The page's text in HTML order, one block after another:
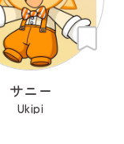
サニー
Ukipi